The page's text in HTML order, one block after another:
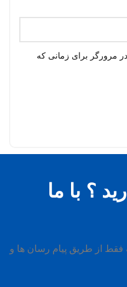
مرورگر برای زمانی که
؟ با ما
روز هفته و 24 ساعته فقط از طریق پیام رسان ها و